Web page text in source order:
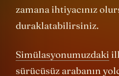
ilk soruyla başlayalım.
zamana ihtiyacınız
Simülasyonumuzdaki